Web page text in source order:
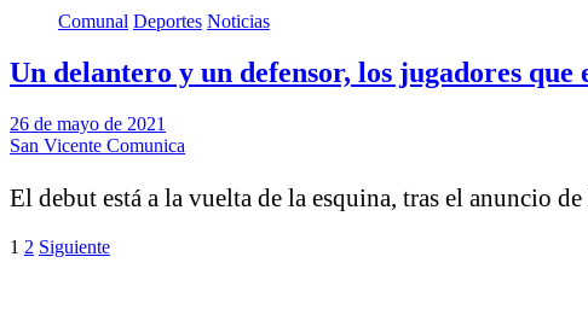
Comunal Deportes Noticias
Un delantero y un defensor, los jugadores
26 de mayo de 2021
San Vicente Comunica
El debut está a la vuelta de la esquina, tras el anuncio
Paginación
1 2 Siguiente